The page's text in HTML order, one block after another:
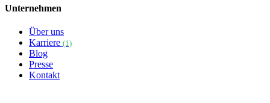
Unternehmen
Über uns
Karriere (1)
Blog
Presse
Kontakt